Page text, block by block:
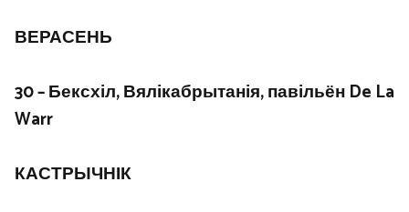
ВЕРАСЕНЬ
30 – Бексхіл, Вялікабрытанія, павільён De La
Warr
КАСТРЫЧНІК